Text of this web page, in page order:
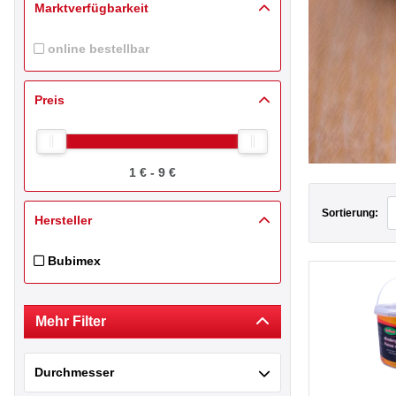
Marktverfügbarkeit
online bestellbar
Online Inventory Pricebook online bestellbar ist nicht
Preis
1 € - 9 €
Hersteller
Bubimex
Mehr Filter
Durchmesser
Sortierung: